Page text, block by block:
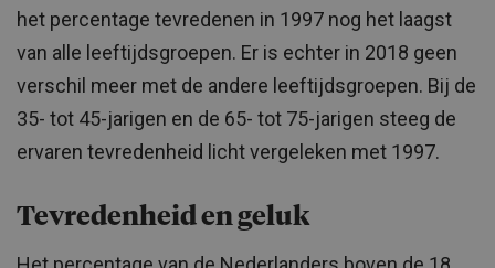
het percentage tevredenen in 1997 nog het laagst
van alle leeftijdsgroepen. Er is echter in 2018 geen
verschil meer met de andere leeftijdsgroepen. Bij de
35- tot 45-jarigen en de 65- tot 75-jarigen steeg de
ervaren tevredenheid licht vergeleken met 1997.
Tevredenheid en geluk